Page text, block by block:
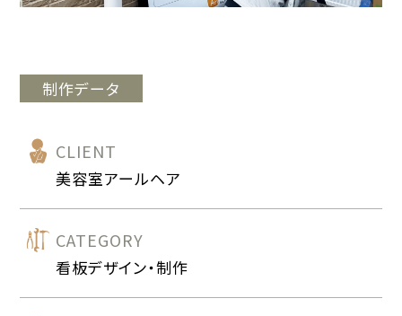
制作データ
CLIENT
美容室アールヘア
CATEGORY
看板デザイン・制作